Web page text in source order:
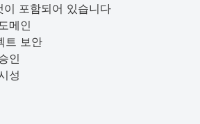
포함되어 있습니다
메인
트 보안
인
성